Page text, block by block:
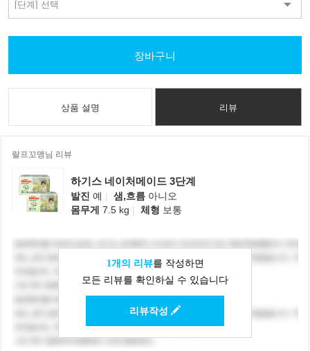
장바구니
상품 설명 리뷰
랄프꼬맹님 리뷰
하기스 네이처메이드 3단계
발진 예 | 샘,흐름 아니오
몸무게 7.5 kg | 체형 보통
1개의 리뷰를 작성하면
모든 리뷰를 확인하실 수 있습니다
리뷰작성